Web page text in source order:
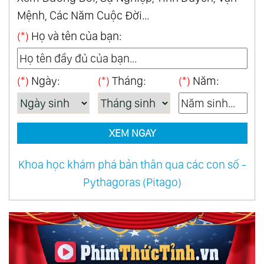
Mệnh, Các Năm Cuộc Đời...
(*) Họ và tên của bạn:
(*) Ngày: (*) Tháng: (*) Năm:
XEM NGAY
Khoa học khám phá bản thân qua các con số -
Pythagoras (Pitago)